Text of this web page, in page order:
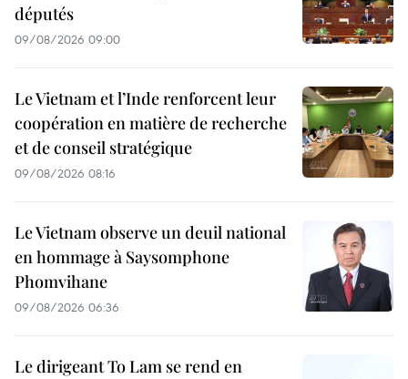
députés
09/08/2026 09:00
Le Vietnam et l’Inde renforcent leur
coopération en matière de recherche
et de conseil stratégique
09/08/2026 08:16
Le Vietnam observe un deuil national
en hommage à Saysomphone
Phomvihane
09/08/2026 06:36
Le dirigeant To Lam se rend en